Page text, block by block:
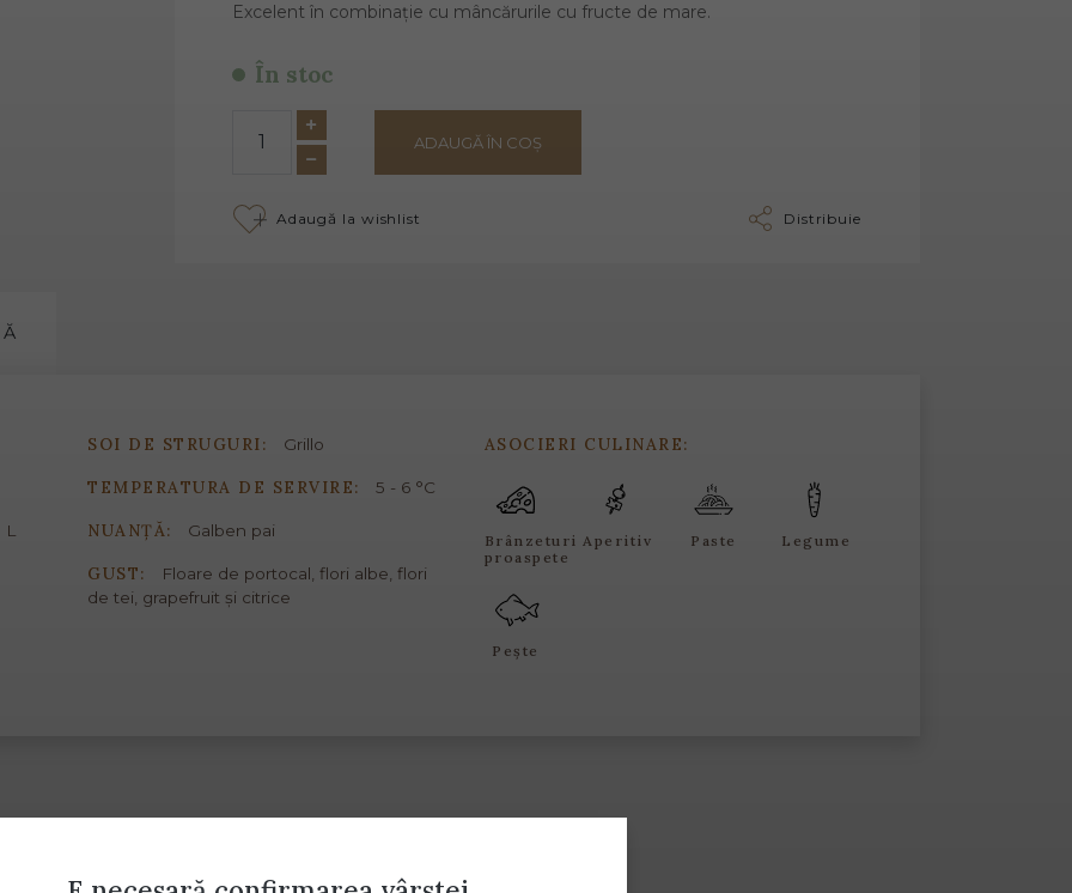
Excelent în combinație cu mâncărurile cu fructe de mare.
În stoc
ADAUGĂ ÎN COȘ
Adaugă la wishlist Distribuie
L
SOI DE STRUGURI: Grillo
TEMPERATURA DE SERVIRE: 5 - 6 °C
NUANȚĂ: Galben pai
GUST:
Floare de portocal, flori albe, flori
de tei, grapefruit și citrice
ASOCIERI CULINARE:
Brânzeturi
proaspete
Aperitiv Paste Legume
Pește